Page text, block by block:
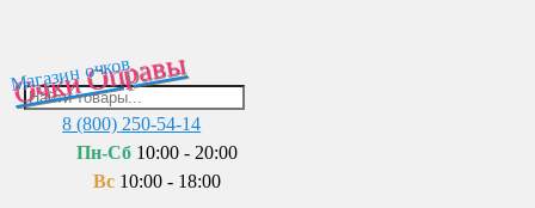
Очки Оправы
Магазин очков
8 (800) 250-54-14
Пн-Сб 10:00 - 20:00
Вс 10:00 - 18:00